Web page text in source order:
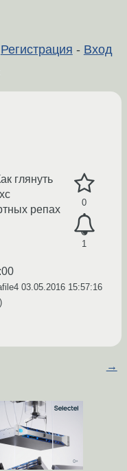
Регистрация - Вход
0
1
глянуть
репах
03.05.2016 15:57:16
→